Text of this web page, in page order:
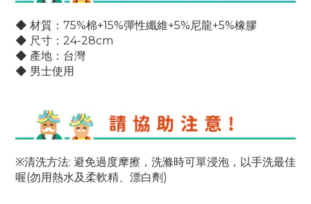
◆ 材質 ： 75%棉+15%彈性纖維+5%尼龍+5%橡膠
◆ 尺寸：24-28cm
◆ 產地：台灣
◆ 男士使用
※清洗方法: 避免過度摩擦，洗滌時可單浸泡，以手洗最佳
喔(勿用熱水及柔軟精、漂白劑)